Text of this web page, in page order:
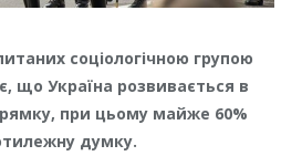
соціологічною групою
що Україна розвивається в
при цьому майже 60%
думку.